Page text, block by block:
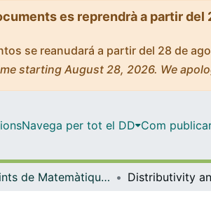
es reprendrà a partir
se reanudará a partir del 28 de
starting August 28, 2026. We
Navega per tot el DD Com
Preprints de Matemàtiques - Mathematics Preprint Series